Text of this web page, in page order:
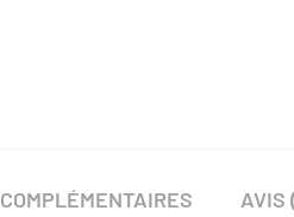
AVIS